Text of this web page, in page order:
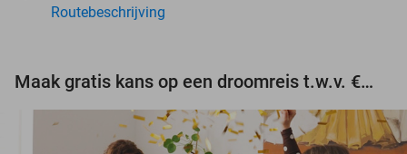
Routebeschrijving
Maak gratis kans op een droomreis t.w.v. €3.000!